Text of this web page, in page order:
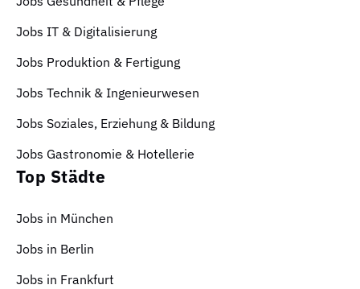
Jobs IT & Digitalisierung
Jobs Produktion & Fertigung
Jobs Technik & Ingenieurwesen
Jobs Soziales, Erziehung & Bildung
Jobs Gastronomie & Hotellerie
Top Städte
Jobs in München
Jobs in Berlin
Jobs in Frankfurt